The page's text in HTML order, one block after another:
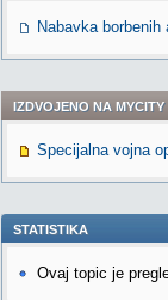
Nabavka
IZDVOJENO NA MYCITY
Specijalna vojna
STATISTIKA
Ovaj topic je